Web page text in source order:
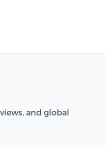
and global